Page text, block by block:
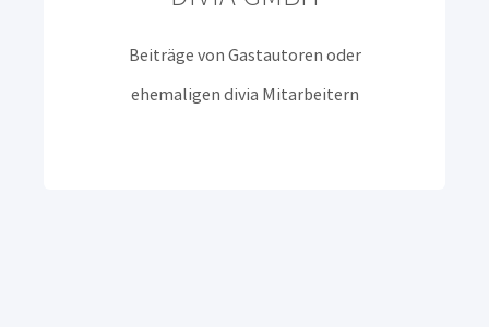
Beiträge von Gastautoren oder
ehemaligen divia Mitarbeitern